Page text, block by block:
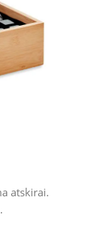
atskirai.